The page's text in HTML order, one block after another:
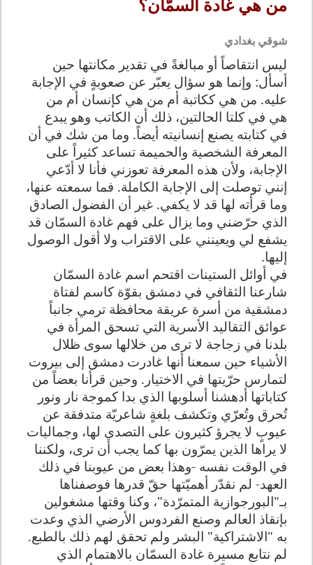
من هي غادة السمّان؟
شوقي بغدادي
ليس انتقاصاً أو مبالغةً في تقدير مكانتها حين
أسأل: وإنما هو سؤال يعبّر عن صعوبةٍ في الإجابة
عليه. من هي ككاتبة أم من هي كإنسان أم من
هي في كلتا الحالتين، ذلك أن الكاتب وهو يبدع
في كتابته يصنع إنسانيته أيضاً. وما من شك في أن
المعرفة الشخصية والحميمة تساعد كثيراً على
الإجابة، ولأن هذه المعرفة تعوزني فأنا لا أدّعي
إنني توصلت إلى الإجابة الكاملة. فما سمعته عنها،
وما قرأته لها قد لا يكفي. غير أن الفضول الصادق
الذي حرّضني وما يزال على فهم غادة السمّان قد
يشفع لي ويعينني على الاقتراب ولا أقول الوصول
إليها.
في أوائل الستينات اقتحم اسم غادة السمّان
شارعنا الثقافي في دمشق بقوّة كاسم لفتاة
دمشقية من أسرة عريقة محافظة ترمي جانباً
عوائق التقاليد الأسرية التي تسحق المرأة في
بلدنا في زجاجة لا ترى من خلالها سوى ظلال
الأشياء حين سمعنا أنها غادرت دمشق إلى بيروت
لتمارس حرّيتها في الاختيار. وحين قرأنا بعضاً من
كتاباتها أدهشنا أسلوبها الذي بدا كموجة نار ونور
تُحرق وتُعرّي وتكشف بلغةٍ شاعريّة متدفقة عن
عيوبٍ لا يجرؤ كثيرون على التصدي لها، وجماليات
لا يراها الذين يمرّون بها كما يجب أن ترى، ولكننا
في الوقت نفسه -وهذا بعض من عيوبنا في ذلك
العهد- لم نقدّر أهميّتها حقّ قدرها فوصفناها
بـ"البورجوازية المتمرّدة"، وكنا وقتها مشغولين
بإنقاذ العالم وصنع الفردوس الأرضي الذي وعدت
به "الاشتراكية" البشر ولم تحقق لهم ذلك بالطبع.
لم نتابع مسيرة غادة السمّان بالاهتمام الذي